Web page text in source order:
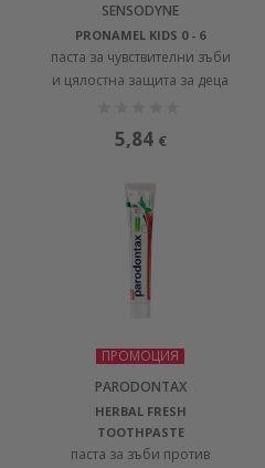
SENSODYNE
PRONAMEL KIDS 0 - 6
паста за чувствителни зъби
и цялостна защита за деца
5,84 €
ПРОМОЦИЯ
PARODONTAX
HERBAL FRESH
TOOTHPASTE
паста за зъби против